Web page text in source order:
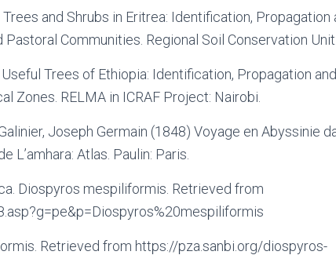
and Shrubs in Eritrea: Identification, Propagation
Communities. Regional Soil Conservation
Trees of Ethiopia: Identification, Propagation and
Zones. RELMA in ICRAF Project: Nairobi.
Joseph Germain (1848) Voyage en Abyssinie
L’amhara: Atlas. Paulin: Paris.
Diospyros mespiliformis. Retrieved from
Retrieved from https://pza.sanbi.org/diospyros-